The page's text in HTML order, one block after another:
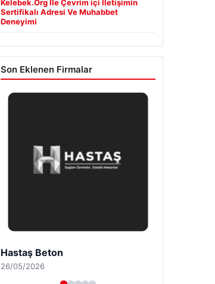
Kelebek.Org İle Çevrim içi İletişimin
Sertifikalı Adresi Ve Muhabbet
Deneyimi
Son Eklenen Firmalar
Enes Kaplan Avukatlık Bürosu
28/04/2026